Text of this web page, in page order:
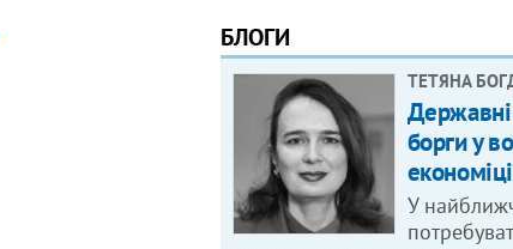
БЛОГИ
ТЕТЯНА
Державні
борги у
економіці
У